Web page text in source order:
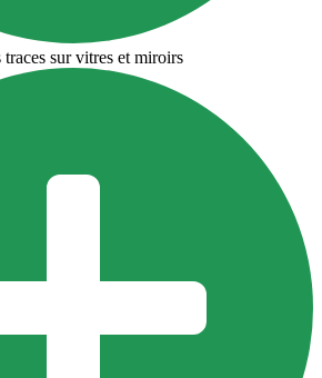
traces sur vitres et miroirs